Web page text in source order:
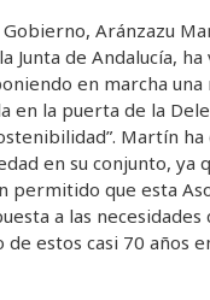
Aránzazu
Junta de Andalucía,
en marcha una
en la puerta de la
Martín ha
en su conjunto, ya
permitido que esta
a las necesidades
estos casi 70 años